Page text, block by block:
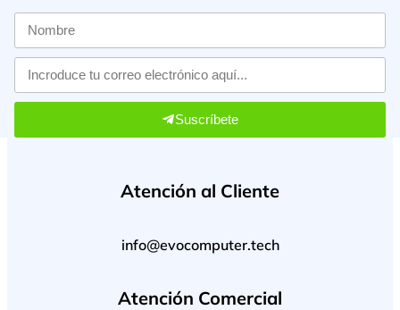
Suscríbete
Atención al Cliente
info@evocomputer.tech
Atención Comercial